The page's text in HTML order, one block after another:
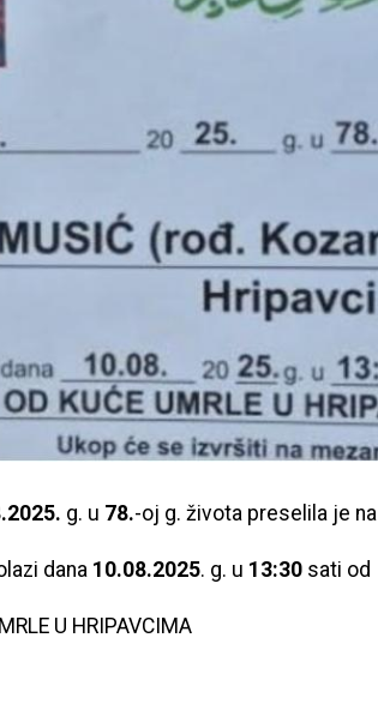
g. u 78.-oj g. života preselila je na
dana 10.08.2025. g. u 13:30 sati od
U HRIPAVCIMA